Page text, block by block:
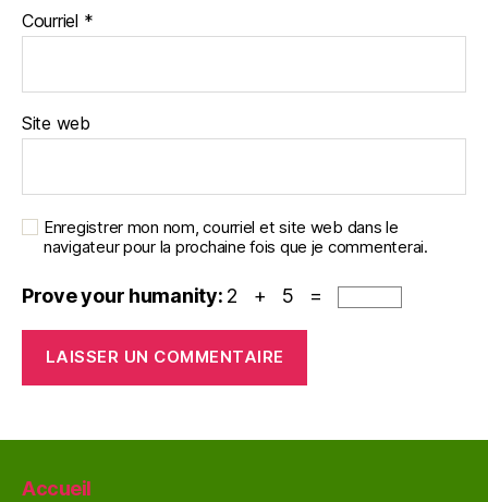
Courriel *
Site web
Enregistrer mon nom, courriel et site web dans le
navigateur pour la prochaine fois que je commenterai.
Prove your humanity: 2 + 5 =
Accueil